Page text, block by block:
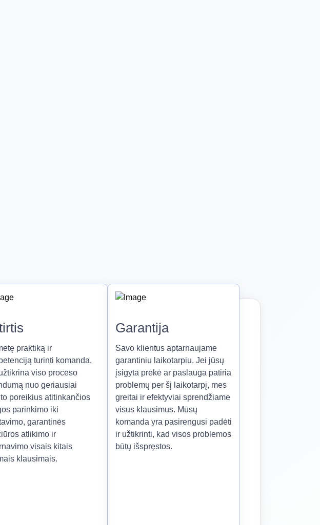
praktiką ir
turinti komanda,
viso proceso
nuo geriausiai
poreikius atitinkančios
parinkimo iki
garantinės
atlikimo ir
visais kitais
klausimais.
Garantija
Savo klientus aptarnaujame
garantiniu laikotarpiu. Jei jūsų
įsigyta prekė ar paslauga patiria
problemų per šį laikotarpį, mes
greitai ir efektyviai sprendžiame
visus klausimus. Mūsų
komanda yra pasirengusi padėti
ir užtikrinti, kad visos problemos
būtų išspręstos.